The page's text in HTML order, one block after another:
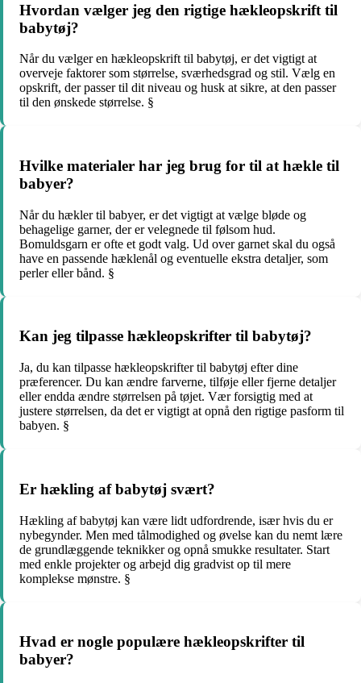
Hvordan vælger jeg den rigtige hækleopskrift til
babytøj?
Når du vælger en hækleopskrift til babytøj, er det vigtigt at
overveje faktorer som størrelse, sværhedsgrad og stil. Vælg en
opskrift, der passer til dit niveau og husk at sikre, at den passer
til den ønskede størrelse. §
Hvilke materialer har jeg brug for til at hækle til
babyer?
Når du hækler til babyer, er det vigtigt at vælge bløde og
behagelige garner, der er velegnede til følsom hud.
Bomuldsgarn er ofte et godt valg. Ud over garnet skal du også
have en passende hæklenål og eventuelle ekstra detaljer, som
perler eller bånd. §
Kan jeg tilpasse hækleopskrifter til babytøj?
Ja, du kan tilpasse hækleopskrifter til babytøj efter dine
præferencer. Du kan ændre farverne, tilføje eller fjerne detaljer
eller endda ændre størrelsen på tøjet. Vær forsigtig med at
justere størrelsen, da det er vigtigt at opnå den rigtige pasform til
babyen. §
Er hækling af babytøj svært?
Hækling af babytøj kan være lidt udfordrende, især hvis du er
nybegynder. Men med tålmodighed og øvelse kan du nemt lære
de grundlæggende teknikker og opnå smukke resultater. Start
med enkle projekter og arbejd dig gradvist op til mere
komplekse mønstre. §
Hvad er nogle populære hækleopskrifter til
babyer?